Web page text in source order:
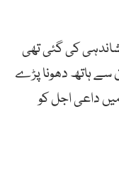
کی گئی تھی
جان سے ہاتھ دھونا پڑے
دن میں داعی اجل کو